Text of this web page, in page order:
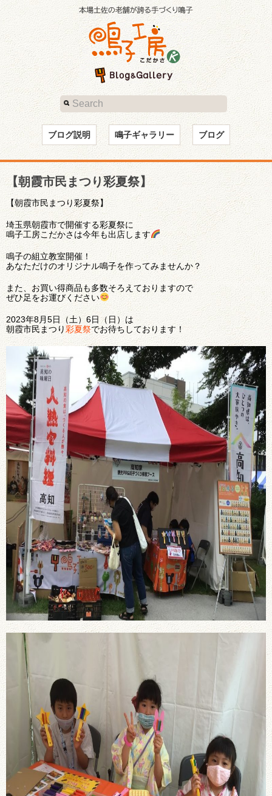
ブログ説明 鳴子ギャラリー ブログ
【朝霞市民まつり彩夏祭】
【朝霞市民まつり彩夏祭】
埼玉県朝霞市で開催する彩夏祭に
鳴子工房こだかさは今年も出店します
鳴子の組立教室開催！
あなただけのオリジナル鳴子を作ってみませんか？
また、お買い得商品も多数そろえておりますので
ぜひ足をお運びください
2023年8月5日（土）6日（日）は
朝霞市民まつり彩夏祭でお待ちしております！